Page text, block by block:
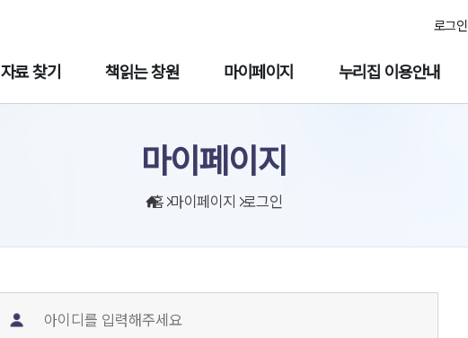
로그인
자료 찾기 책읽는 창원 마이페이지 누리집 이용안내
마이페이지
홈 마이페이지 로그인